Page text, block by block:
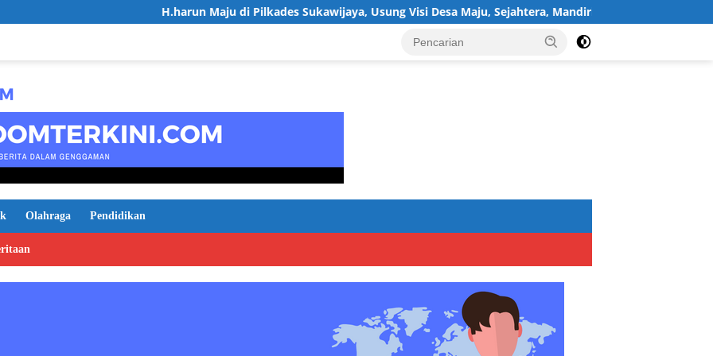
H.harun Maju di Pilkades Sukawijaya, Usung Visi Desa Maju, Sejahtera, Mandiri, dan Religius Bangun Sukawijaya
Olahraga Pendidikan